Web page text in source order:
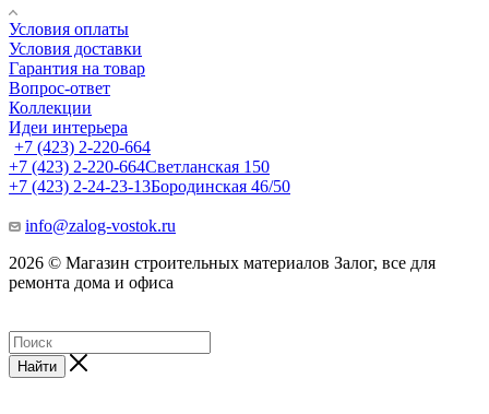
Условия оплаты
Условия доставки
Гарантия на товар
Вопрос-ответ
Коллекции
Идеи интерьера
+7 (423) 2-220-664
+7 (423) 2-220-664Светланская 150
+7 (423) 2-24-23-13Бородинская 46/50
info@zalog-vostok.ru
2026 © Магазин строительных материалов Залог, все для
ремонта дома и офиса
Найти